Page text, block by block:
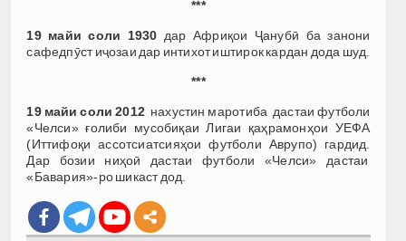
***
19 майи соли 1930 дар Африқои Ҷанубӣ ба занони
сафедпӯст иҷозаи дар интихот иштирок кардан дода шуд.
***
19 майи соли 2012 нахустин маротиба дастаи футболи
«Челси» ғолиби мусобиқаи Лигаи қаҳрамонҳои УЕФА
(Иттифоқи ассотсиатсияҳои футболи Аврупо) гардид.
Дар бозии ниҳоӣ дастаи футболи «Челси» дастаи
«Бавария»-ро шикаст дод.